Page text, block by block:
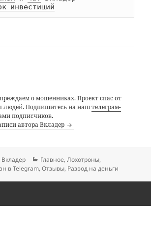
инвестиций
о мошенниках. Проект спас от
людей. Подпишитесь на наштелеграм-
подписчиков.
автора Вкладер
Автор
Вкладер Рубрики
Главное,Лохотроны,
в Telegram,Отзывы, Развод на деньги